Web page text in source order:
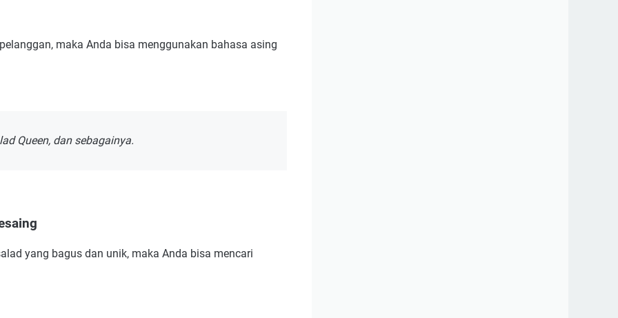
maka Anda bisa menggunakan bahasa asing
Queen, dan sebagainya.
yang bagus dan unik, maka Anda bisa mencari